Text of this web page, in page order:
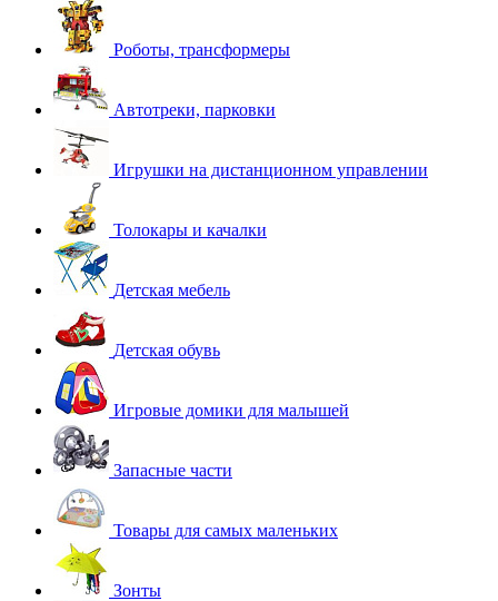
Роботы, трансформеры
Автотреки, парковки
Игрушки на дистанционном управлении
Толокары и качалки
Детская мебель
Детская обувь
Игровые домики для малышей
Запасные части
Товары для самых маленьких
Зонты